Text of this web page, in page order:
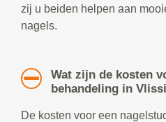
zij u beiden helpen aan
nagels.
Wat zijn de kosten
behandeling in
De kosten voor een